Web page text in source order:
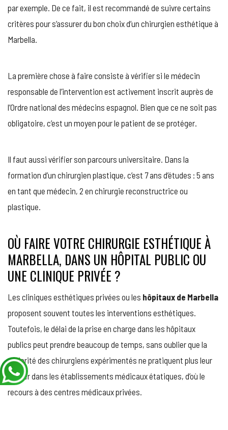
par exemple. De ce fait, il est recommandé de suivre certains
critères pour s’assurer du bon choix d’un chirurgien esthétique à
Marbella.
La première chose à faire consiste à vérifier si le médecin
responsable de l’intervention est activement inscrit auprès de
l’Ordre national des médecins espagnol. Bien que ce ne soit pas
obligatoire, c’est un moyen pour le patient de se protéger.
Il faut aussi vérifier son parcours universitaire. Dans la
formation d’un chirurgien plastique, c’est 7 ans d’études : 5 ans
en tant que médecin, 2 en chirurgie reconstructrice ou
plastique.
OÙ FAIRE VOTRE CHIRURGIE ESTHÉTIQUE À
MARBELLA, DANS UN HÔPITAL PUBLIC OU
UNE CLINIQUE PRIVÉE ?
Les cliniques esthétiques privées ou les hôpitaux de Marbella
proposent souvent toutes les interventions esthétiques.
Toutefois, le délai de la prise en charge dans les hôpitaux
publics peut prendre beaucoup de temps, sans oublier que la
majorité des chirurgiens expérimentés ne pratiquent plus leur
métier dans les établissements médicaux étatiques, d’où le
recours à des centres médicaux privées.